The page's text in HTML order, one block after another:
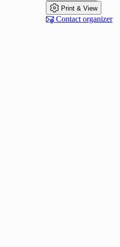
 Print & View
 Contact organizer